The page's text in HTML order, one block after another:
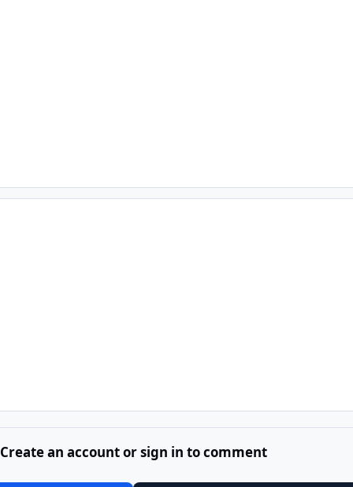
Create an account or sign in to comment